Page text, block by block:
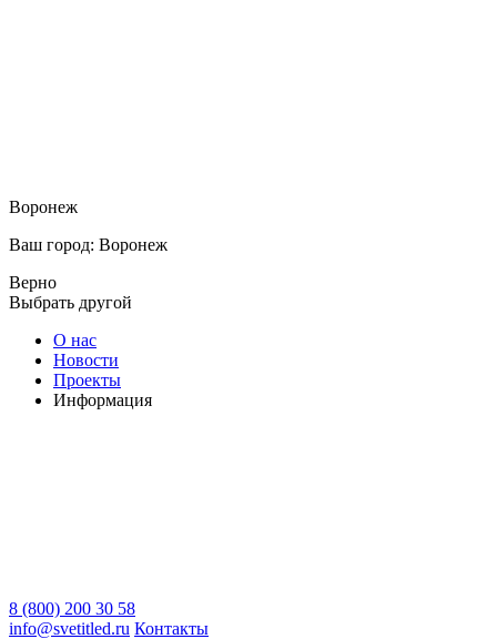
Воронеж
Ваш город: Воронеж
Верно
Выбрать другой
О нас
Новости
Проекты
Информация
8 (800) 200 30 58
info@svetitled.ru Контакты